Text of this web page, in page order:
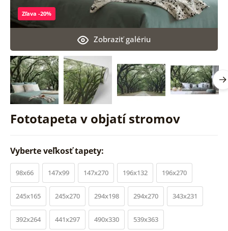
Fototapeta v objatí stromov
Zobraziť galériu
Zľava -20%
Vyberte veľkosť tapety:
98x66 147x99 147x270 196x132 196x270
245x165 245x270 294x198 294x270 343x231
392x264 441x297 490x330 539x363